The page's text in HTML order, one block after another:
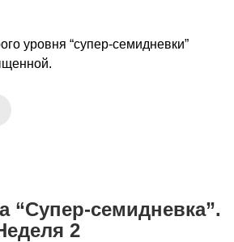
уровня “супер-семидневки”
“Супер-семидневка”.
2